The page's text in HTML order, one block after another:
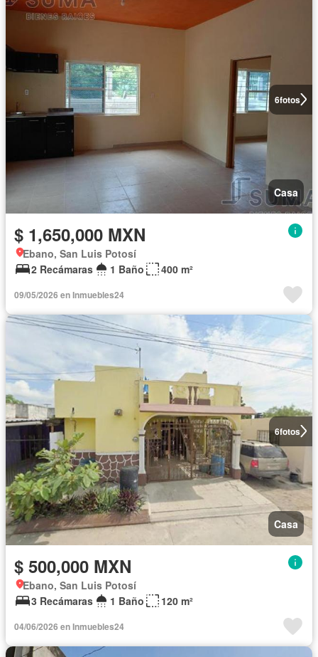
6fotos
Casa
$ 1,650,000 MXN
Ebano, San Luis Potosí
2 Recámaras
1 Baño 400 m²
09/05/2026 en Inmuebles24
6fotos
Casa
$ 500,000 MXN
Ebano, San Luis Potosí
3 Recámaras
1 Baño 120 m²
04/06/2026 en Inmuebles24